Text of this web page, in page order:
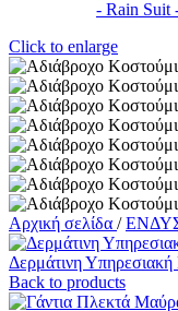
Click to enlarge
Αρχική σελίδα /
Δερμάτινη
Back to products